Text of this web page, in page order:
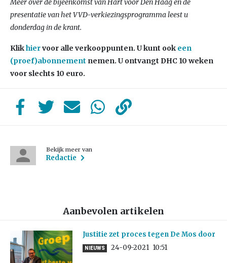
Meer over de bijeenkomst van Hart voor Den Haag en de
presentatie van het VVD-verkiezingsprogramma leest u
donderdag in de krant.
Klikhiervoor alle verkooppunten. U kunt ook een
(proef)abonnement nemen. U ontvangt DHC 10 weken
voor slechts 10 euro.
Bekijk meer van
Redactie
Aanbevolen artikelen
Justitie zet proces tegen De Mos door
NIEUWS 24-09-2021 10:51